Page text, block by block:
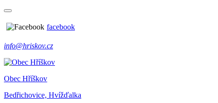
facebook
info@hriskov.cz
Obec Hříškov
Bedřichovice, Hvížďalka